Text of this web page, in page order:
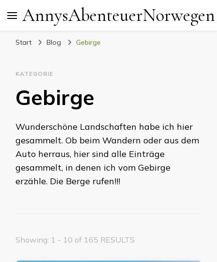
AnnysAbenteuerNorwegen
Start Blog Gebirge
KATEGORIE
Gebirge
Wunderschöne Landschaften habe ich hier
gesammelt. Ob beim Wandern oder aus dem
Auto herraus, hier sind alle Einträge
gesammelt, in denen ich vom Gebirge
erzähle. Die Berge rufen!!!
Showing: 1 - 10 of 165 RESULTS